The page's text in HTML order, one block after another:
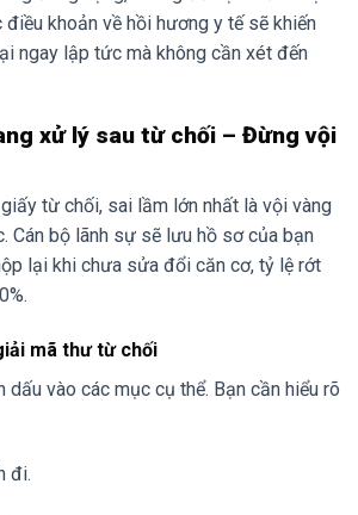
khoản về hồi hương y tế sẽ khiến
ngay lập tức mà không cần xét đến
xử lý sau từ chối – Đừng vội
từ chối, sai lầm lớn nhất là vội vàng
Cán bộ lãnh sự sẽ lưu hồ sơ của bạn
lại khi chưa sửa đổi căn cơ, tỷ lệ rớt
mã thư từ chối
vào các mục cụ thể. Bạn cần hiểu rõ
đi.